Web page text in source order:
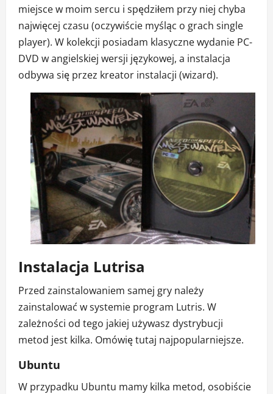
miejsce w moim sercu i spędziłem przy niej chyba
najwięcej czasu (oczywiście myśląc o grach single
player). W kolekcji posiadam klasyczne wydanie PC-
DVD w angielskiej wersji językowej, a instalacja
odbywa się przez kreator instalacji (wizard).
Instalacja Lutrisa
Przed zainstalowaniem samej gry należy
zainstalować w systemie program Lutris. W
zależności od tego jakiej używasz dystrybucji
metod jest kilka. Omówię tutaj najpopularniejsze.
Ubuntu
W przypadku Ubuntu mamy kilka metod, osobiście